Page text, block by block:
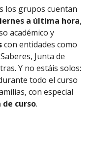
los grupos cuentan
a última hora,
académico y
con entidades como
Junta de
Y no estáis solos:
todo el curso
con especial
de curso.